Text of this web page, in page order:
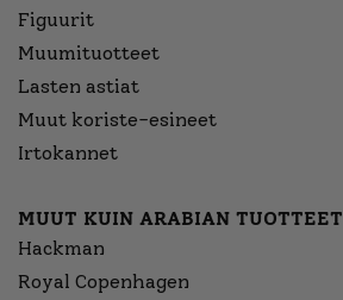
Figuurit
Muumituotteet
Lasten astiat
Muut koriste-esineet
Irtokannet
MUUT KUIN ARABIAN TUOTTEET
Hackman
Royal Copenhagen